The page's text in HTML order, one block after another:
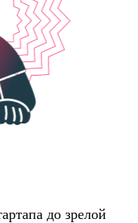
до зрелой